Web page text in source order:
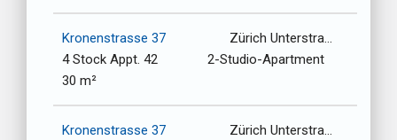
Kronenstrasse 37
Zürich Unterstrasse-Oberstrasse / 8006
4 Stock Appt. 42
2-Studio-Apartment
30 m²
Kronenstrasse 37
Zürich Unterstrasse-Oberstrasse / 8006